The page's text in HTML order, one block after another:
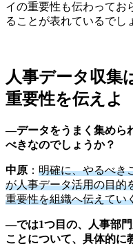
イの重要性も伝わってお
ることが表れているでし
人事データ収集
重要性を伝えよ
―データをうまく集めら
べきなのでしょうか？
中原 ： 明確に、やるべき
が人事データ活用の目的
重要性を組織へ伝えてい
―では1つ目の、人事部
ことについて、具体的に